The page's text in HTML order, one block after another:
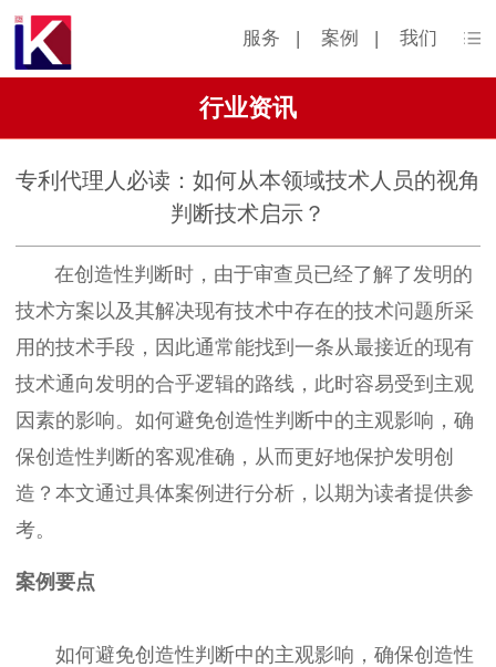
服务 | 案例 | 我们
行业资讯
专利代理人必读：如何从本领域技术人员的视角
判断技术启示？
在创造性判断时，由于审查员已经了解了发明的
技术方案以及其解决现有技术中存在的技术问题所采
用的技术手段，因此通常能找到一条从最接近的现有
技术通向发明的合乎逻辑的路线，此时容易受到主观
因素的影响。如何避免创造性判断中的主观影响，确
保创造性判断的客观准确，从而更好地保护发明创
造？本文通过具体案例进行分析，以期为读者提供参
考。
案例要点
如何避免创造性判断中的主观影响，确保创造性